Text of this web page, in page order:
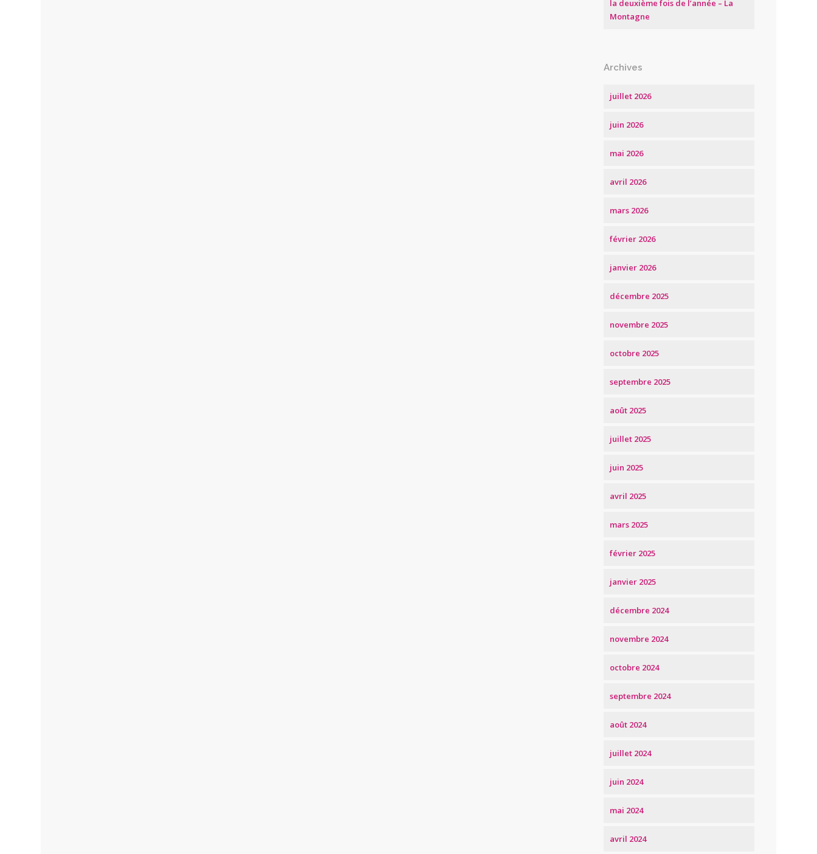
la deuxième fois de l’année – La
Montagne
Archives
juillet 2026
juin 2026
mai 2026
avril 2026
mars 2026
février 2026
janvier 2026
décembre 2025
novembre 2025
octobre 2025
septembre 2025
août 2025
juillet 2025
juin 2025
avril 2025
mars 2025
février 2025
janvier 2025
décembre 2024
novembre 2024
octobre 2024
septembre 2024
août 2024
juillet 2024
juin 2024
mai 2024
avril 2024